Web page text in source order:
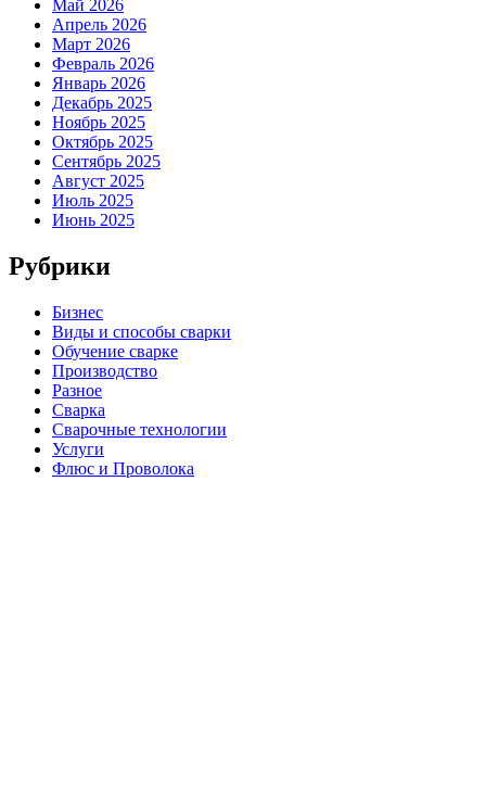
Май 2026
Апрель 2026
Март 2026
Февраль 2026
Январь 2026
Декабрь 2025
Ноябрь 2025
Октябрь 2025
Сентябрь 2025
Август 2025
Июль 2025
Июнь 2025
Рубрики
Бизнес
Виды и способы сварки
Обучение сварке
Производство
Разное
Сварка
Сварочные технологии
Услуги
Флюс и Проволока